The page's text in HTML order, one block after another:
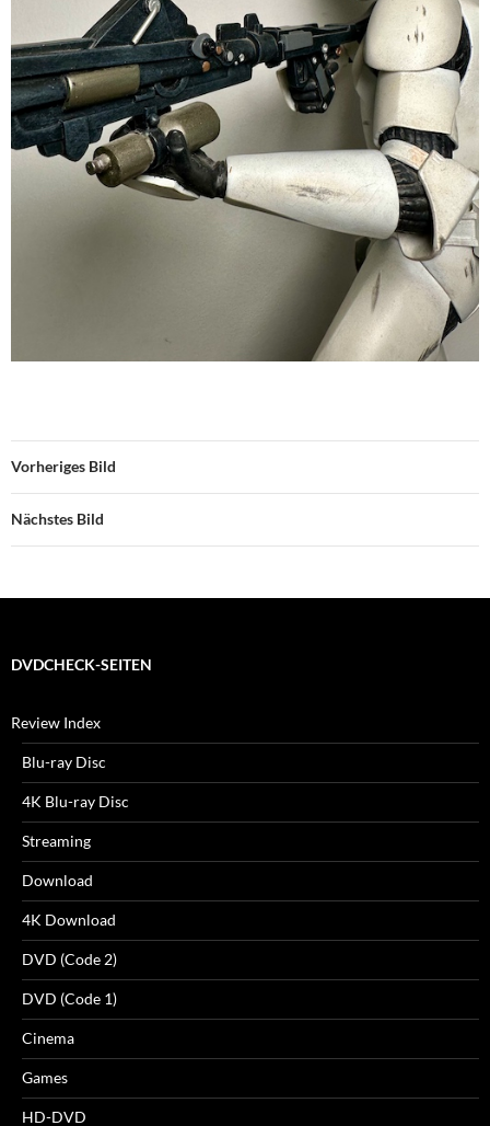
Vorheriges Bild
Nächstes Bild
DVDCHECK-SEITEN
Review Index
Blu-ray Disc
4K Blu-ray Disc
Streaming
Download
4K Download
DVD (Code 2)
DVD (Code 1)
Cinema
Games
HD-DVD